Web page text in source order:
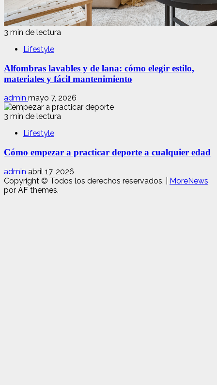
3 min de lectura
Lifestyle
Alfombras lavables y de lana: cómo elegir estilo,
materiales y fácil mantenimiento
admin mayo 7, 2026
3 min de lectura
Lifestyle
Cómo empezar a practicar deporte a cualquier edad
admin abril 17, 2026
Copyright © Todos los derechos reservados.
MoreNews
por AF themes.